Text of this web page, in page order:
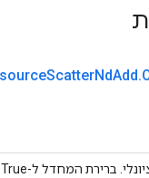
ScatterNdAdd.